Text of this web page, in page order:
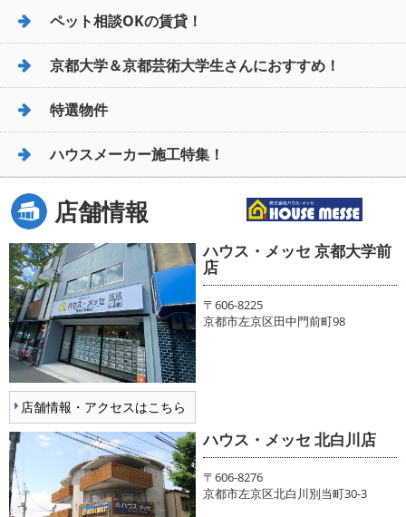
ペット相談OKの賃貸！
京都大学＆京都芸術大学生さんにおすすめ！
特選物件
ハウスメーカー施工特集！
店舗情報
店舗情報・アクセスはこちら
ハウス・メッセ 京都大学前
店
〒606-8225
京都市左京区田中門前町98
ハウス・メッセ 北白川店
〒606-8276
京都市左京区北白川別当町30-3